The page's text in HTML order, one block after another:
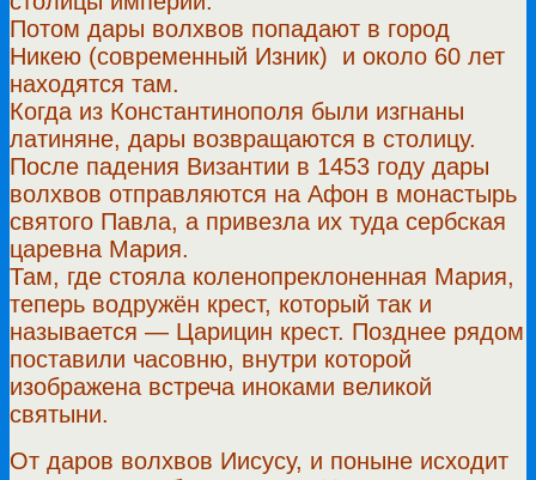
Потом дары волхвов попадают в город
Никею (современный Изник) и около 60 лет
находятся там.
Когда из Константинополя были изгнаны
латиняне, дары возвращаются в столицу.
После падения Византии в 1453 году дары
волхвов отправляются на Афон в монастырь
святого Павла, а привезла их туда сербская
царевна Мария.
Там, где стояла коленопреклоненная Мария,
теперь водружён крест, который так и
называется — Царицин крест. Позднее рядом
поставили часовню, внутри которой
изображена встреча иноками великой
святыни.
От даров волхвов Иисусу, и поныне исходит